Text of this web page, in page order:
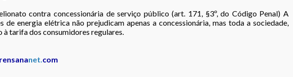
contra concessionária de serviço público (art. 171, §3º, do Código Penal) A
energia elétrica não prejudicam apenas a concessionária, mas toda a sociedade,
à tarifa dos consumidores regulares.
net. com